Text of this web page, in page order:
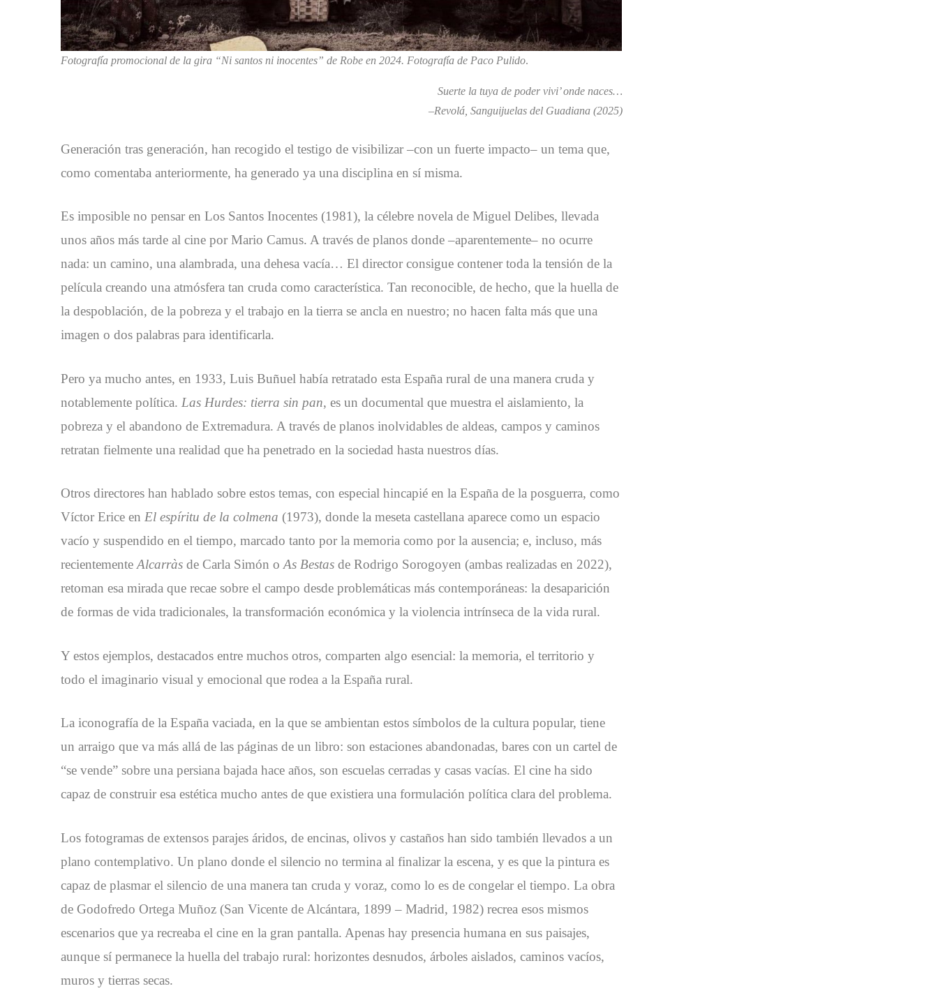
Fotografía promocional de la gira “Ni santos ni inocentes” de Robe en 2024. Fotografía de Paco Pulido.
Suerte la tuya de poder vivi’ onde naces…
–Revolá, Sanguijuelas del Guadiana (2025)
Generación tras generación, han recogido el testigo de visibilizar –con un fuerte impacto– un tema que,
como comentaba anteriormente, ha generado ya una disciplina en sí misma.
Es imposible no pensar en Los Santos Inocentes (1981), la célebre novela de Miguel Delibes, llevada
unos años más tarde al cine por Mario Camus. A través de planos donde –aparentemente– no ocurre
nada: un camino, una alambrada, una dehesa vacía… El director consigue contener toda la tensión de la
película creando una atmósfera tan cruda como característica. Tan reconocible, de hecho, que la huella de
la despoblación, de la pobreza y el trabajo en la tierra se ancla en nuestro; no hacen falta más que una
imagen o dos palabras para identificarla.
Pero ya mucho antes, en 1933, Luis Buñuel había retratado esta España rural de una manera cruda y
notablemente política. Las Hurdes: tierra sin pan, es un documental que muestra el aislamiento, la
pobreza y el abandono de Extremadura. A través de planos inolvidables de aldeas, campos y caminos
retratan fielmente una realidad que ha penetrado en la sociedad hasta nuestros días.
Otros directores han hablado sobre estos temas, con especial hincapié en la España de la posguerra, como
Víctor Erice en El espíritu de la colmena (1973), donde la meseta castellana aparece como un espacio
vacío y suspendido en el tiempo, marcado tanto por la memoria como por la ausencia; e, incluso, más
recientemente Alcarràs de Carla Simón o As Bestas de Rodrigo Sorogoyen (ambas realizadas en 2022),
retoman esa mirada que recae sobre el campo desde problemáticas más contemporáneas: la desaparición
de formas de vida tradicionales, la transformación económica y la violencia intrínseca de la vida rural.
Y estos ejemplos, destacados entre muchos otros, comparten algo esencial: la memoria, el territorio y
todo el imaginario visual y emocional que rodea a la España rural.
La iconografía de la España vaciada, en la que se ambientan estos símbolos de la cultura popular, tiene
un arraigo que va más allá de las páginas de un libro: son estaciones abandonadas, bares con un cartel de
“se vende” sobre una persiana bajada hace años, son escuelas cerradas y casas vacías. El cine ha sido
capaz de construir esa estética mucho antes de que existiera una formulación política clara del problema.
Los fotogramas de extensos parajes áridos, de encinas, olivos y castaños han sido también llevados a un
plano contemplativo. Un plano donde el silencio no termina al finalizar la escena, y es que la pintura es
capaz de plasmar el silencio de una manera tan cruda y voraz, como lo es de congelar el tiempo. La obra
de Godofredo Ortega Muñoz (San Vicente de Alcántara, 1899 – Madrid, 1982) recrea esos mismos
escenarios que ya recreaba el cine en la gran pantalla. Apenas hay presencia humana en sus paisajes,
aunque sí permanece la huella del trabajo rural: horizontes desnudos, árboles aislados, caminos vacíos,
muros y tierras secas.